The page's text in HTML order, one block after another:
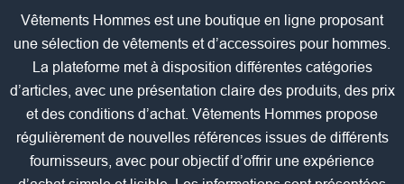
Vêtements Hommes est une boutique en ligne proposant
une sélection de vêtements et d’accessoires pour hommes.
La plateforme met à disposition différentes catégories
d’articles, avec une présentation claire des produits, des prix
et des conditions d’achat. Vêtements Hommes propose
régulièrement de nouvelles références issues de différents
fournisseurs, avec pour objectif d’offrir une expérience